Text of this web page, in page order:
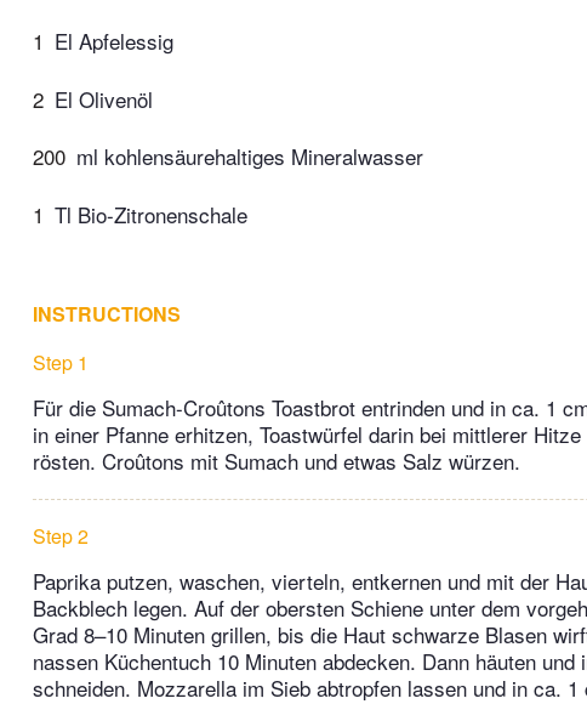
1 El Apfelessig
2 El Olivenöl
200 ml kohlensäurehaltiges Mineralwasser
1 Tl Bio-Zitronenschale
INSTRUCTIONS
Step 1
Für die Sumach-Croûtons Toastbrot entrinden und in ca. 1
in einer Pfanne erhitzen, Toastwürfel darin bei mittlerer
rösten. Croûtons mit Sumach und etwas Salz würzen.
Step 2
Paprika putzen, waschen, vierteln, entkernen und mit der
Backblech legen. Auf der obersten Schiene unter dem
Grad 8–10 Minuten grillen, bis die Haut schwarze Blasen
nassen Küchentuch 10 Minuten abdecken. Dann häuten
schneiden. Mozzarella im Sieb abtropfen lassen und in ca.